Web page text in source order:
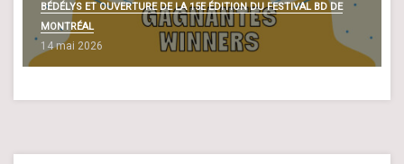
BÉDÉLYS ET OUVERTURE DE LA 15E ÉDITION DU FESTIVAL BD DE
MONTRÉAL
14 mai 2026